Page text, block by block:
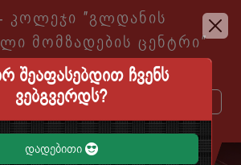
კოლეჯი ″გლდანის
მომზადების ცენტრი″
KA
შეაფასებდით ჩვენს
ვებგვერდს?
დადებითი